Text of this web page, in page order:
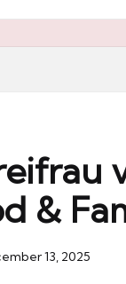
&
13, 2025